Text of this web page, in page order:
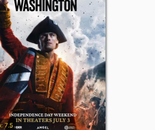
7.5